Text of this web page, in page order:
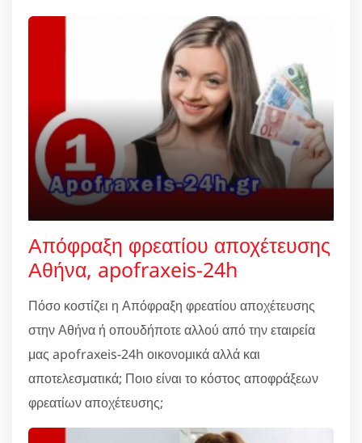
Απόφραξη φρεατίου αποχέτευσης
Αθήνα, apofraxeis-24h
Πόσο κοστίζει η Απόφραξη φρεατίου αποχέτευσης
στην Αθήνα ή οπουδήποτε αλλού από την εταιρεία
μας apofraxeis-24h οικονομικά αλλά και
αποτελεσματικά; Ποιο είναι το κόστος αποφράξεων
φρεατίων αποχέτευσης;